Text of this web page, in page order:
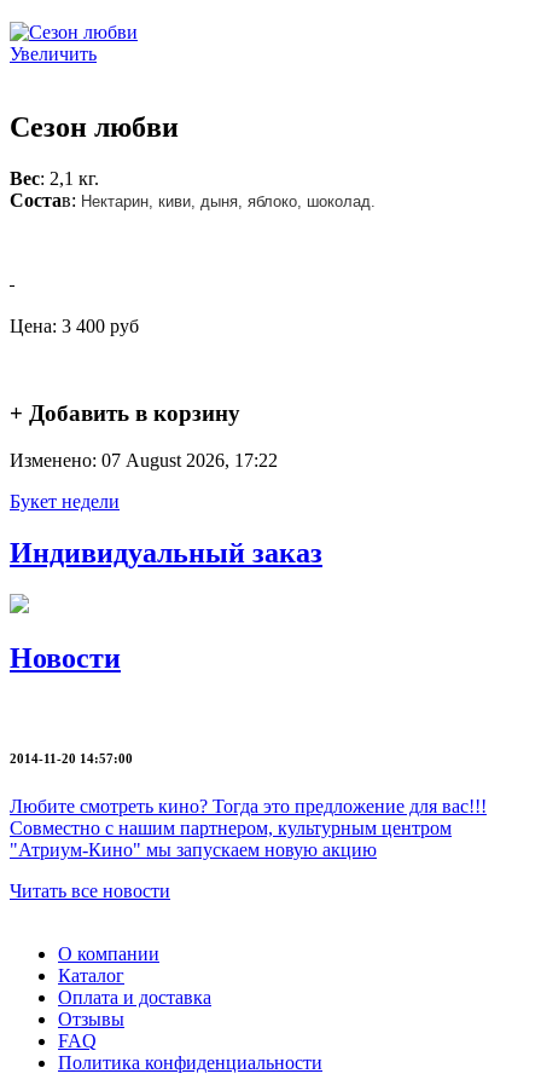
Увеличить
Сезон любви
Вес: 2,1 кг.
Состав: Нектарин, киви, дыня, яблоко, шоколад.
Цена: 3 400 руб
+ Добавить в корзину
Изменено: 07 August 2026, 17:22
Букет недели
Индивидуальный заказ
Новости
2014-11-20 14:57:00
Любите смотреть кино? Тогда это предложение для вас!!!
Совместно с нашим партнером, культурным центром
"Атриум-Кино" мы запускаем новую акцию
Читать все новости
О компании
Каталог
Оплата и доставка
Отзывы
FAQ
Политика конфиденциальности